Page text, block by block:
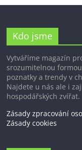
Kdo jsme
Vytváříme magazín
srozumitelnou
poznatky a trendy v
Najdete u nás ale i
hospodářských zvířat.
Zásady zpracování
Zásady cookies